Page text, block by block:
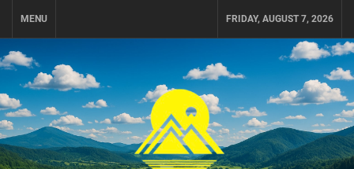
MENU FRIDAY, AUGUST 7, 2026